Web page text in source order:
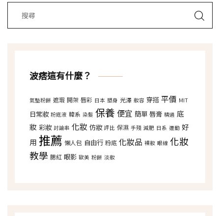
波痞這有什麼？
氣墊粉餅 遮瑕 開架 唇彩 日本 塑身 光澤 妝容 穿搭 平價 MIT
日常妝 粉底液 韓系 染髮 保養 便宜 簡單 唇膏 精選 底
妝 彩妝 討論串 化妝 仿妝 評比 保濕 手殘 減肥 日系 運動 好
用 推薦 懶人包 自由行 粉底 化妝品 裸妝 眼線 化妝
教學 腮紅 眼影 歐美 粉餅 淡妝